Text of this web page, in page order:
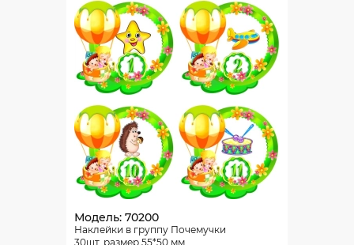
Модель: 70200
Наклейки в группу Почемучки
30шт.,размер 55*50 мм